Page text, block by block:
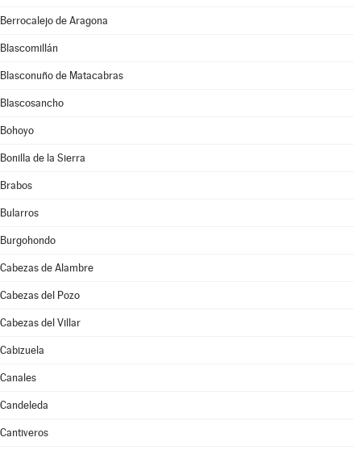
Berrocalejo de Aragona
Blascomillán
Blasconuño de Matacabras
Blascosancho
Bohoyo
Bonilla de la Sierra
Brabos
Bularros
Burgohondo
Cabezas de Alambre
Cabezas del Pozo
Cabezas del Villar
Cabizuela
Canales
Candeleda
Cantiveros